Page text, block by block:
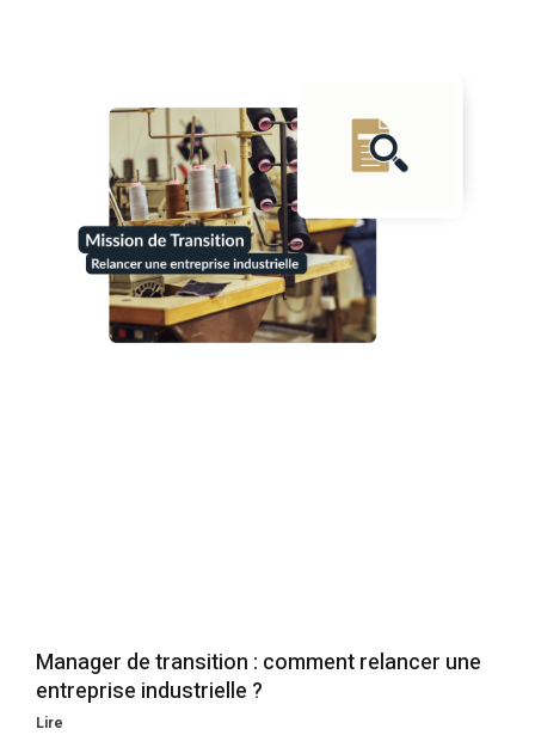
Manager de transition : comment relancer une
entreprise industrielle ?
Lire